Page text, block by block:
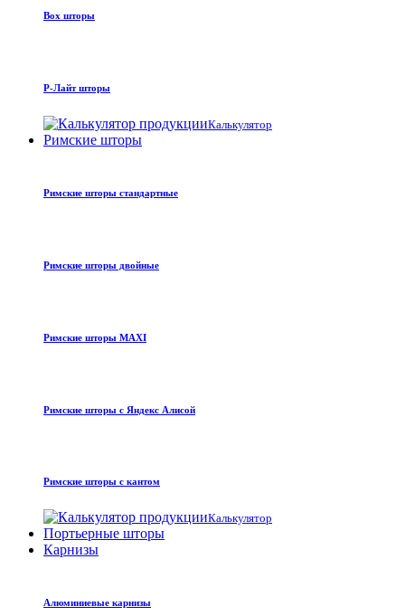
Box шторы
Р-Лайт шторы
Калькулятор
Римские шторы
Римские шторы стандартные
Римские шторы двойные
Римские шторы MAXI
Римские шторы с Яндекс Алисой
Римские шторы с кантом
Калькулятор
Портьерные шторы
Карнизы
Алюминиевые карнизы